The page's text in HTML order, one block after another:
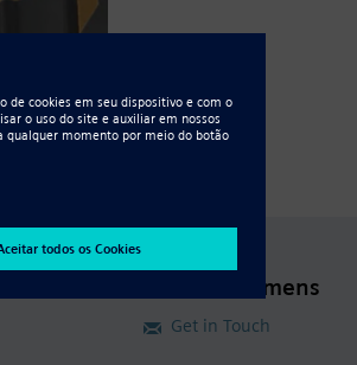
Contact Siemens
Get in Touch